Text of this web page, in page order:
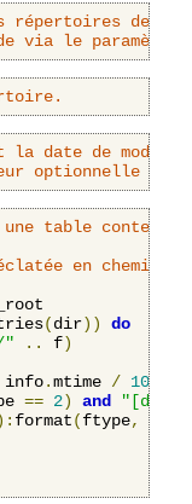
répertoires de
via le paramètre
date de
optionnelle
une table
en
(dir))
do
" .. f)
info.mtime /
== 2) and
"[dir]
format(ftype,